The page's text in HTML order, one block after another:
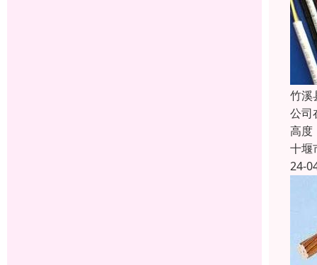
竹溪
公司
高度
十堰
24-